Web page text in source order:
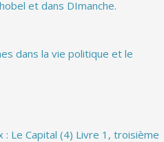
et dans DImanche.
dans la vie politique et le
: Le Capital (4) Livre 1, troisième